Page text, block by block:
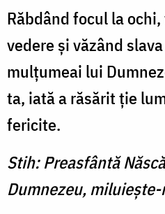
Răbdând focul la
vedere şi văzând
mulţumeai lui
ta, iată a răsărit ţie
fericite.
Stih: Preasfântă
Dumnezeu,